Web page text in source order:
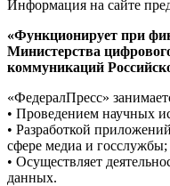
Информация на сайте
«Функционирует при
Министерства
коммуникаций
«ФедералПресс»
• Проведением научных
• Разработкой
сфере медиа и госслужбы;
• Осуществляет
данных.